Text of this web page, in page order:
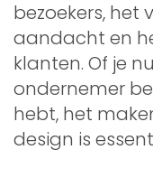
bezoekers, het
aandacht en
klanten. Of je
ondernemer
hebt, het
design is